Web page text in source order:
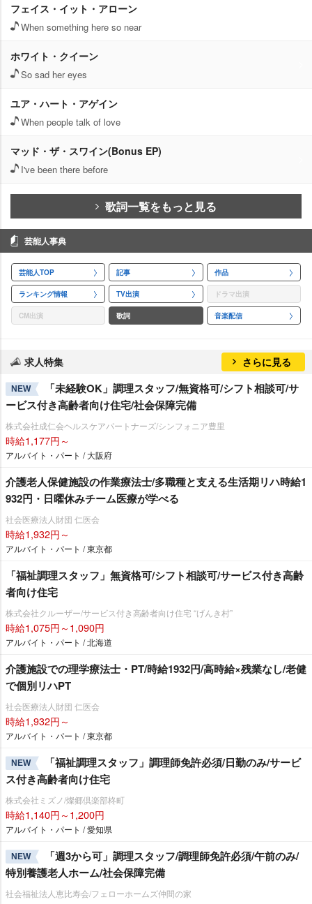
フェイス・イット・アローン
When something here so near
ホワイト・クイーン
So sad her eyes
ユア・ハート・アゲイン
When people talk of love
マッド・ザ・スワイン(Bonus EP)
I've been there before
歌詞一覧をもっと見る
芸能人事典
芸能人TOP 記事 作品
ランキング情報 TV出演 ドラマ出演
CM出演 歌詞 音楽配信
求人特集 さらに見る
NEW
「未経験OK」調理スタッフ/無資格可/シフト相談可/サ
ービス付き高齢者向け住宅/社会保障完備
株式会社成仁会ヘルスケアパートナーズ/シンフォニア豊里
時給1,177円～
アルバイト・パート / 大阪府
介護老人保健施設の作業療法士/多職種と支える生活期リハ時給1
932円・日曜休みチーム医療が学べる
社会医療法人財団 仁医会
時給1,932円～
アルバイト・パート / 東京都
「福祉調理スタッフ」無資格可/シフト相談可/サービス付き高齢
者向け住宅
株式会社クルーザー/サービス付き高齢者向け住宅 “げんき村”
時給1,075円～1,090円
アルバイト・パート / 北海道
介護施設での理学療法士・PT/時給1932円/高時給×残業なし/老健
で個別リハPT
社会医療法人財団 仁医会
時給1,932円～
アルバイト・パート / 東京都
NEW
「福祉調理スタッフ」調理師免許必須/日勤のみ/サービ
ス付き高齢者向け住宅
株式会社ミズノ/燦郷倶楽部柊町
時給1,140円～1,200円
アルバイト・パート / 愛知県
NEW
「週3から可」調理スタッフ/調理師免許必須/午前のみ/
特別養護老人ホーム/社会保障完備
社会福祉法人恵比寿会/フェローホームズ仲間の家